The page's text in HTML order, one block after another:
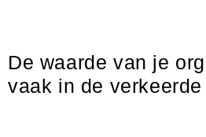
De waarde van je
vaak in de